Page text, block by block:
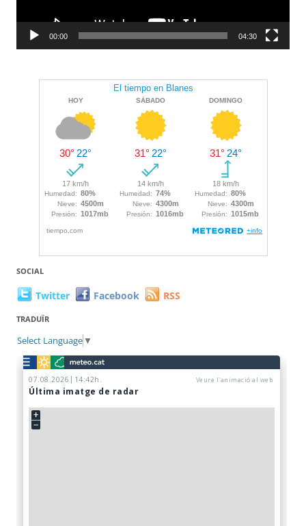
00:00 04:30
SOCIAL
Twitter Facebook RSS
TRADUÏR
Select Language ▼